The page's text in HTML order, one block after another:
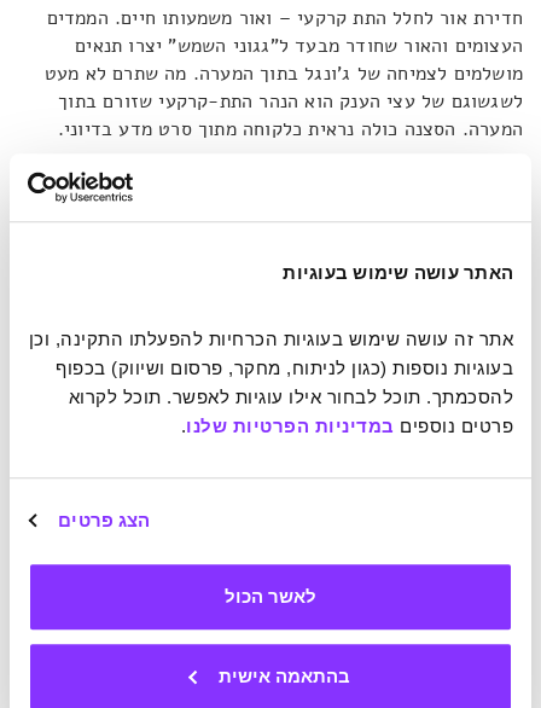
האתר עושה שימוש בעוגיות
פרטים נוספים במדיניות הפרטיות שלנו.
הצג פרטים
לאשר הכול
בהתאמה אישית
חדירת אור לחלל התת קרקעי – ואור משמעותו חיים. הממדים
העצומים והאור שחודר מבעד ל"גגוני השמש" יצרו תנאים
מושלמים לצמיחה של ג'ונגל בתוך המערה. מה שתרם לא מעט
לשגשוגם של עצי הענק הוא הנהר התת-קרקעי שזורם בתוך
המערה. הסצנה כולה נראית כלקוחה מתוך סרט מדע בדיוני.
מלבד העצים והנהר המערה מכילה גם צורות גיאולוגיות חריגות.
כך למשל תוכלו למצוא בה זקיפים (ההיפך מנטיפים) בגובה של
מערות, מעין כדורי סידן שנוצרים בתהליכים כימיים. השם שלהם
סון-דונג מצויות פניני מערה בגודל של כדורי בייסבול.
דבודט, שזכה לראות במו עיניו את האוצרות הללו, מגדיר את
עצמו כצלם מערות, טיולים ואתגרים. עבודתו מתמקדת ברובה
בטיסן עם מצלמת וידאו. מלבד הסרטון הוא תפס עוד שלל
שלו.
מערה מעוררת הרהורים